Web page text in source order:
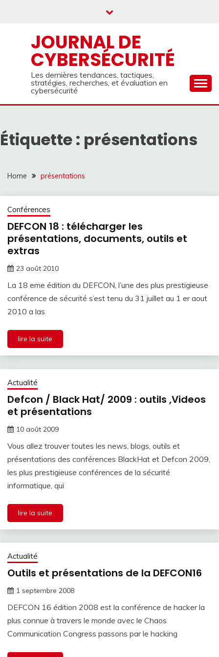
JOURNAL DE
CYBERSÉCURITÉ
Les dernières tendances, tactiques,
stratégies, recherches, et évaluation en
cybersécurité
Étiquette : présentations
Home présentations
Conférences
DEFCON 18 : télécharger les
présentations, documents, outils et
extras
23 août 2010
La 18 eme édition du DEFCON, l’une des plus prestigieuse
conférence de sécurité s’est tenu du 31 juillet au 1 er aout
2010 a las
lire la suite
Actualité
Defcon / Black Hat/ 2009 : outils ,Videos
et présentations
10 août 2009
Vous allez trouver toutes les news, blogs, outils et
présentations des conférences BlackHat et Defcon 2009,
les plus prestigieuse conférences de la sécurité
informatique, qui
lire la suite
Actualité
Outils et présentations de la DEFCON16
1 septembre 2008
DEFCON 16 édition 2008 est la conférence de hacker la
plus connue à travers le monde avec le Chaos
Communication Congress passons par le hacking